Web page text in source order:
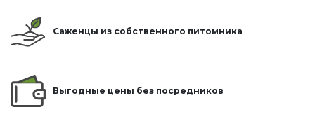
Саженцы из собственного питомника
Выгодные цены без посредников